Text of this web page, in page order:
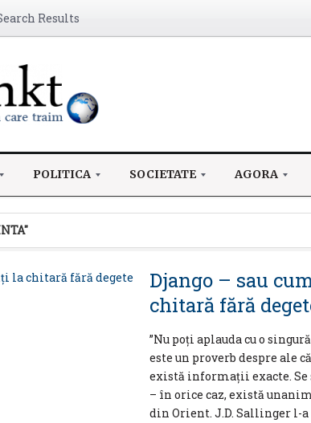
Results
POLITICA SOCIETATE AGORA
Django – sau
chitară fără
”Nu poți aplauda cu o
este un proverb despre ale
există informații exacte. Se
– în orice caz, există
din Orient. J.D. Sallinger l-